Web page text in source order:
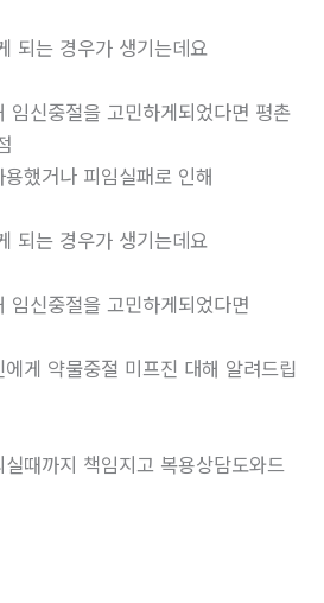
되는 경우가 생기는데요
임신중절을 고민하게되었다면 평촌
했거나 피임실패로 인해
되는 경우가 생기는데요
임신중절을 고민하게되었다면
게 약물중절 미프진 대해 알려드립
때까지 책임지고 복용상담도와드